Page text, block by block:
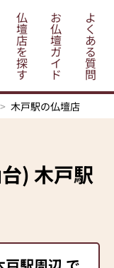
仏
壇
店
を
探
す
お
仏
壇
ガ
イ
ド
よ
く
あ
る
質
問
木戸駅の仏壇店
) 木戸駅